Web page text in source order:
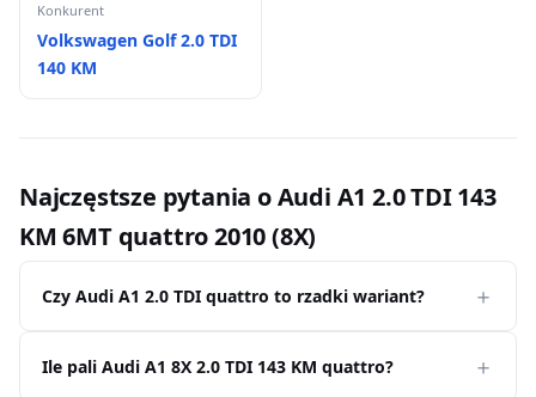
Konkurent
Volkswagen Golf 2.0 TDI
140 KM
Najczęstsze pytania o Audi A1 2.0 TDI 143
KM 6MT quattro 2010 (8X)
Czy Audi A1 2.0 TDI quattro to rzadki wariant?
Ile pali Audi A1 8X 2.0 TDI 143 KM quattro?